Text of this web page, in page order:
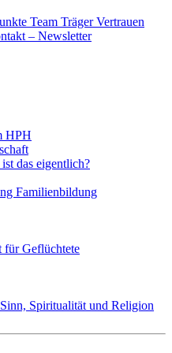
Team TrägerVertrauen
– Newsletter
HPH
das eigentlich?
Familienbildung
für Geflüchtete
Sinn, Spiritualität und Religion